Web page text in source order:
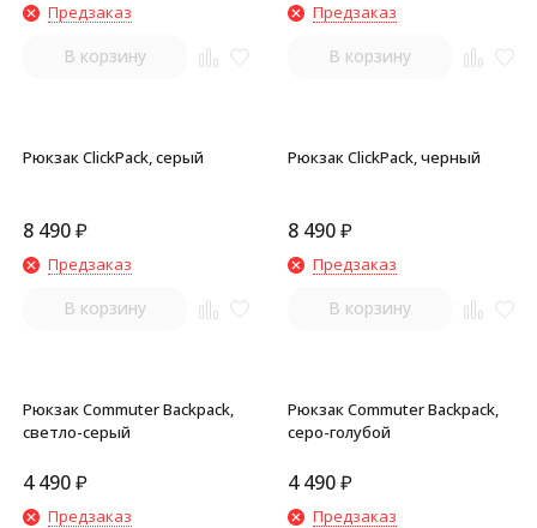
Предзаказ
В корзину
Предзаказ
В корзину
Рюкзак ClickPack, серый
8 490₽
Предзаказ
В корзину
Рюкзак ClickPack, черный
8 490₽
Предзаказ
В корзину
Рюкзак Commuter Backpack,
светло-серый
4 490₽
Предзаказ
Рюкзак Commuter Backpack,
серо-голубой
4 490₽
Предзаказ